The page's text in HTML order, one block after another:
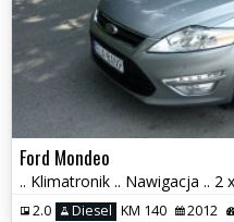
Ford Mondeo
2.0 Diesel KM 140 2012